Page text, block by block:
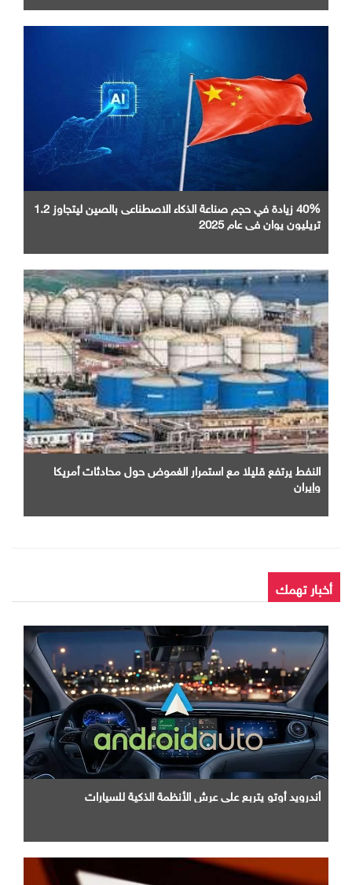
40% زيادة في حجم صناعة الذكاء الاصطناعى بالصين ليتجاوز 1.2
تريليون يوان في عام 2025
النفط يرتفع قليلا مع استمرار الغموض حول محادثات أمريكا
وإيران
أخبار تهمك
أندرويد أوتو يتربع علي عرش الأنظمة الذكية للسيارات